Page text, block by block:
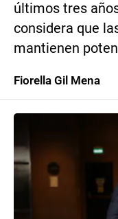
últimos tres
considera que
mantienen
Fiorella Gil Mena